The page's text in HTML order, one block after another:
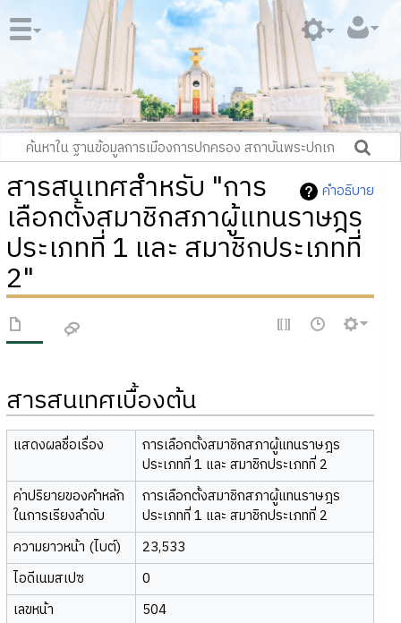
คำอธิบาย
สารสนเทศสำหรับ "การ
เลือกตั้งสมาชิกสภาผู้แทนราษฎร
ประเภทที่ 1 และ สมาชิกประเภทที่
2"
สารสนเทศเบื้องต้น
แสดงผลชื่อเรื่อง
การเลือกตั้งสมาชิกสภาผู้แทนราษฎร
ประเภทที่ 1 และ สมาชิกประเภทที่ 2
ค่าปริยายของคำหลัก
ในการเรียงลำดับ
การเลือกตั้งสมาชิกสภาผู้แทนราษฎร
ประเภทที่ 1 และ สมาชิกประเภทที่ 2
ความยาวหน้า (ไบต์)
23,533
ไอดีเนมสเปซ
0
เลขหน้า
504